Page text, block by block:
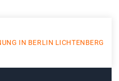
IN BERLIN LICHTENBERG